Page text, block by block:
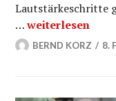
Lautstärkeschritte
…Lautstärke in
weiterlesen
BERND KORZ 8.